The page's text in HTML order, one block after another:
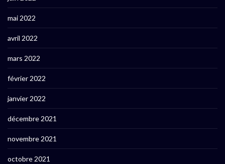
mai 2022
avril 2022
mars 2022
février 2022
janvier 2022
décembre 2021
novembre 2021
octobre 2021